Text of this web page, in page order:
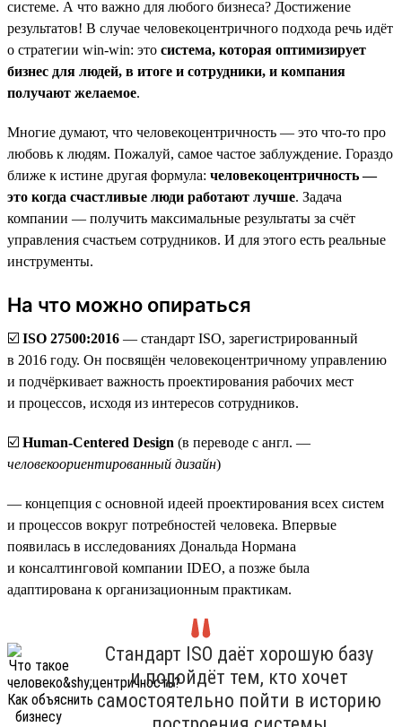
системе. А что важно для любого бизнеса? Достижение
результатов! В случае человекоцентричного подхода речь идёт
о стратегии win-win: это система, которая оптимизирует
бизнес для людей, в итоге и сотрудники, и компания
получают желаемое.
Многие думают, что человекоцентричность — это что-то про
любовь к людям. Пожалуй, самое частое заблуждение. Гораздо
ближе к истине другая формула: человекоцентричность —
это когда счастливые люди работают лучше. Задача
компании — получить максимальные результаты за счёт
управления счастьем сотрудников. И для этого есть реальные
инструменты.
На что можно опираться
☑️ ISO 27500:2016 — стандарт ISO, зарегистрированный
в 2016 году. Он посвящён человекоцентричному управлению
и подчёркивает важность проектирования рабочих мест
и процессов, исходя из интересов сотрудников.
☑️ Human-Centered Design (в переводе с англ. —
человекоориентированный дизайн)
— концепция с основной идеей проектирования всех систем
и процессов вокруг потребностей человека. Впервые
появилась в исследованиях Дональда Нормана
и консалтинговой компании IDEO, а позже была
адаптирована к организационным практикам.
Стандарт ISO даёт хорошую базу
и подойдёт тем, кто хочет
самостоятельно пойти в историю